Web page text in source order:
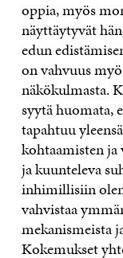
oppia, myös
näyttäytyvät
edun
on vahvuus
näkökulmasta.
syytä huomata,
tapahtuu
kohtaamisten
ja kuunteleva
inhimillisiin
vahvistaa
mekanismeista
Kokemukset